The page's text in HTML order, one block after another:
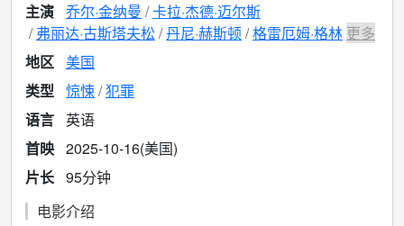
主演 乔尔·金纳曼 卡拉·杰德·迈尔斯
弗丽达·古斯塔夫松 丹尼·赫斯顿 格雷厄姆·格林 更多
地区 美国
类型 惊悚 犯罪
语言
英语
首映 2025-10-16(美国)
片长 95分钟
电影介绍